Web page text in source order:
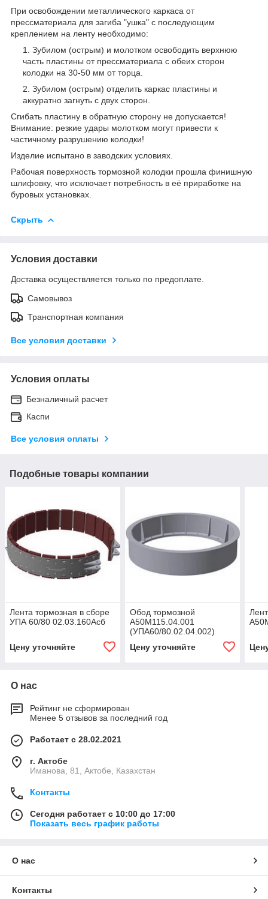
При освобождении металлического каркаса от
прессматериала для загиба "ушка" с последующим
креплением на ленту необходимо:
Зубилом (острым) и молотком освободить верхнюю
часть пластины от прессматериала с обеих сторон
колодки на 30-50 мм от торца.
Зубилом (острым) отделить каркас пластины и
аккуратно загнуть с двух сторон.
Сгибать пластину в обратную сторону не допускается!
Внимание: резкие удары молотком могут привести к
частичному разрушению колодки!
Изделие испытано в заводских условиях.
Рабочая поверхность тормозной колодки прошла финишную
шлифовку, что исключает потребность в её приработке на
буровых установках.
Скрыть
Условия доставки
Доставка осуществляется только по предоплате.
Самовывоз
Транспортная компания
Все условия доставки
Условия оплаты
Безналичный расчет
Каспи
Все условия оплаты
Подобные товары компании
Лента тормозная в сборе
УПА 60/80 02.03.160Асб
Цену уточняйте
Обод тормозной
А50М115.04.001
(УПА60/80.02.04.002)
Цену уточняйте
О нас
Рейтинг не сформирован
Менее 5 отзывов за последний год
Работает с 28.02.2021
г. Актобе
Иманова, 81, Актобе, Казахстан
Контакты
Сегодня работает с 10:00 до 17:00
Показать весь график работы
О нас
Контакты